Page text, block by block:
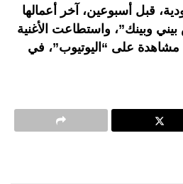
قبل أسبوعين، آخر أعمالها
وبينك”، واستطاعت الأغنية
على “اليوتيوب”، في